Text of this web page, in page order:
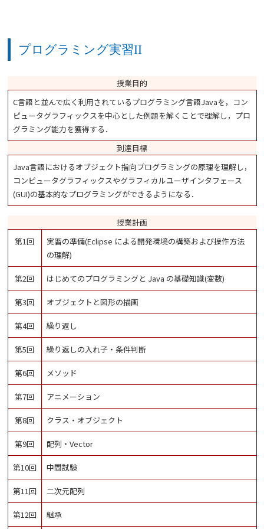
プログラミング実習II
授業目的
C言語と並んで広く利用されているプログラミング言語Javaを，コン
ピュータグラフィックスを中心とした例題を解くことで理解し，プロ
グラミング能力を獲得する．
到達目標
Java言語におけるオブジェクト指向プログラミングの原理を理解し，
コンピュータグラフィックスやグラフィカルユーザインタフェース
(GUI)の基本的なプログラミングができるようになる．
授業計画
第1回
実習の準備(Eclipse による開発環境の構築および操作方法
の理解)
第2回 はじめてのプログラミングと Java の基礎知識(変数)
第3回 オブジェクトと図形の描画
第4回 繰り返し
第5回 繰り返しの入れ子・条件判断
第6回 メソッド
第7回 アニメーション
第8回 クラス・オブジェクト
第9回 配列・Vector
第10回 中間試験
第11回 二次元配列
第12回 継承